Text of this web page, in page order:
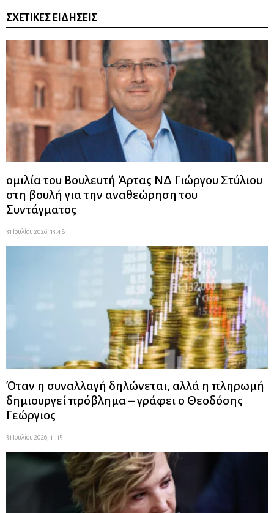
ΣΧΕΤΙΚΈΣ ΕΙΔΉΣΕΙΣ
ομιλία του Βουλευτή Άρτας ΝΔ Γιώργου Στύλιου
στη βουλή για την αναθεώρηση του
Συντάγματος
31 Ιουλίου 2026, 13:48
Όταν η συναλλαγή δηλώνεται, αλλά η πληρωμή
δημιουργεί πρόβλημα – γράφει ο Θεοδόσης
Γεώργιος
31 Ιουλίου 2026, 11:15